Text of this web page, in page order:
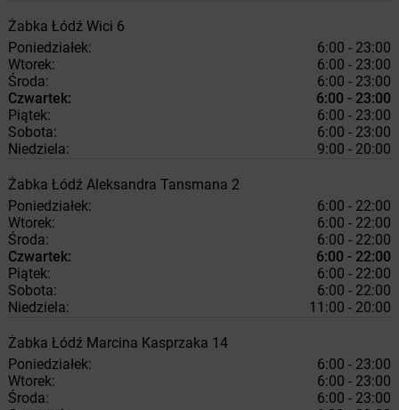
Żabka Łódź Wici 6
Poniedziałek:
6:00 - 23:00
Wtorek:
6:00 - 23:00
Środa:
6:00 - 23:00
Czwartek:
6:00 - 23:00
Piątek:
6:00 - 23:00
Sobota:
6:00 - 23:00
Niedziela:
9:00 - 20:00
Żabka Łódź Aleksandra Tansmana 2
Poniedziałek:
6:00 - 22:00
Wtorek:
6:00 - 22:00
Środa:
6:00 - 22:00
Czwartek:
6:00 - 22:00
Piątek:
6:00 - 22:00
Sobota:
6:00 - 22:00
Niedziela:
11:00 - 20:00
Żabka Łódź Marcina Kasprzaka 14
Poniedziałek:
6:00 - 23:00
Wtorek:
6:00 - 23:00
Środa:
6:00 - 23:00